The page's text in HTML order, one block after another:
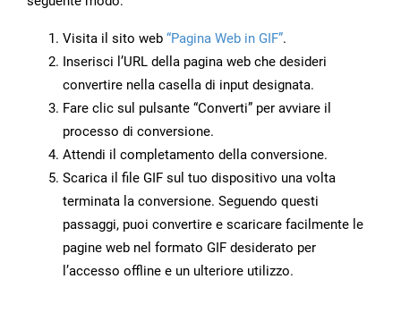
Visita il sito web “Pagina Web in GIF”.
Inserisci l’URL della pagina web che desideri
convertire nella casella di input designata.
Fare clic sul pulsante “Converti” per avviare il
processo di conversione.
Attendi il completamento della conversione.
Scarica il file GIF sul tuo dispositivo una volta
terminata la conversione. Seguendo questi
passaggi, puoi convertire e scaricare facilmente le
pagine web nel formato GIF desiderato per
l’accesso offline e un ulteriore utilizzo.